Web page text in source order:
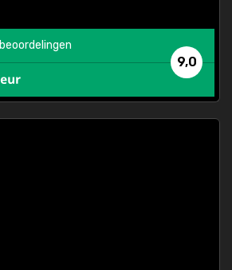
9,0
beoordelingen